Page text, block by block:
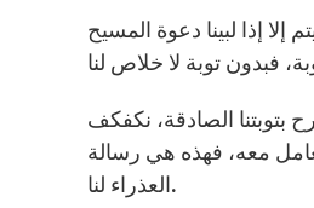
إذا لبينا دعوة المسيح
بتوبتنا الصادقة، نكفكف
معه، فهذه هي رسالة
العذراء لنا.